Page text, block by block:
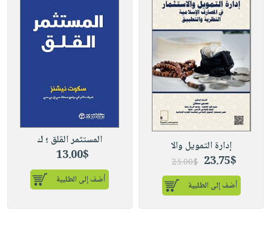
إدارة التمويل والا
23.75$
25.00$
أضف إلى الطلبية
المستثمر القلق ؛ ك
13.00$
أضف إلى الطلبية